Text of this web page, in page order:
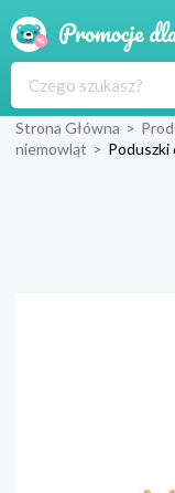
Strona Główna >
niemowląt > Poduszki